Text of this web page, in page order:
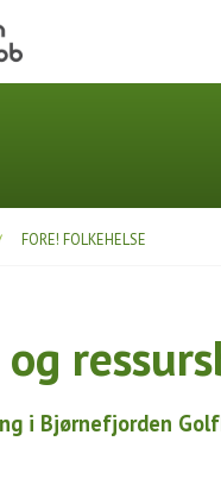
FORE! FOLKEHELSE
i Bjørnefjorden